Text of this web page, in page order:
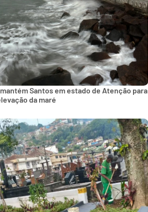
Santos em estado de Atenção para
da maré